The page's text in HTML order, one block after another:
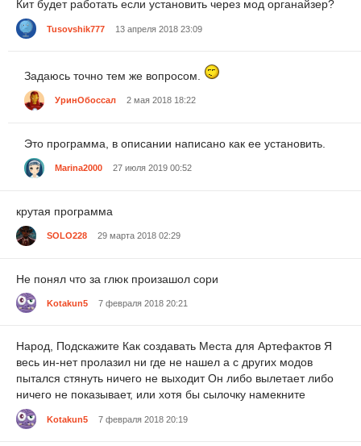
Кит будет работать если установить через мод органайзер?
Tusovshik777 13 апреля 2018 23:09
Задаюсь точно тем же вопросом.
УринОбоссал 2 мая 2018 18:22
Это программа, в описании написано как ее установить.
Marina2000 27 июля 2019 00:52
крутая программа
SOLO228 29 марта 2018 02:29
Не понял что за глюк произашол сори
Kotakun5 7 февраля 2018 20:21
Народ, Подскажите Как создавать Места для Артефактов Я
весь ин-нет пролазил ни где не нашел а с других модов
пытался стянуть ничего не выходит Он либо вылетает либо
ничего не показывает, или хотя бы сылочку намекните
Kotakun5 7 февраля 2018 20:19